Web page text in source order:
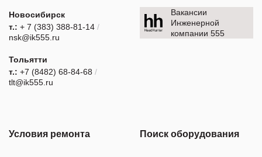
Новосибирск
т.: + 7 (383) 388-81-14 /
nsk@ik555.ru
Тольятти
т.: +7 (8482) 68-84-68 /
tlt@ik555.ru
Вакансии
Инженерной
компании 555
Условия ремонта Поиск оборудования